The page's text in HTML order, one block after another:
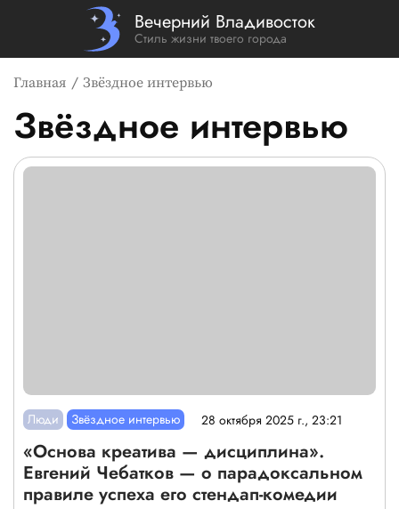
Вечерний Владивосток
Стиль жизни твоего города
Главная Звёздное интервью
Звёздное интервью
Список новостей
Люди Звёздное интервью 28 октября 2025 г., 23:21
«Основа креатива — дисциплина».
Евгений Чебатков — о парадоксальном
правиле успеха его стендап-комедии